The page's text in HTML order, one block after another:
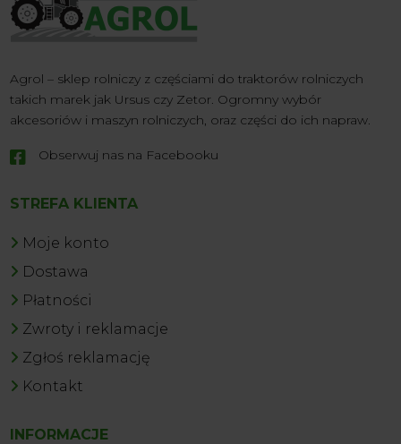
Agrol – sklep rolniczy z częściami do traktorów rolniczych
takich marek jak Ursus czy Zetor. Ogromny wybór
akcesoriów i maszyn rolniczych, oraz części do ich napraw.
 Obserwuj nas na Facebooku
STREFA KLIENTA
Moje konto
Dostawa
Płatności
Zwroty i reklamacje
Zgłoś reklamację
Kontakt
INFORMACJE